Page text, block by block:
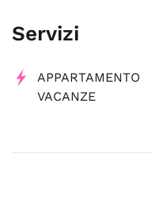
Servizi
APPARTAMENTO
VACANZE